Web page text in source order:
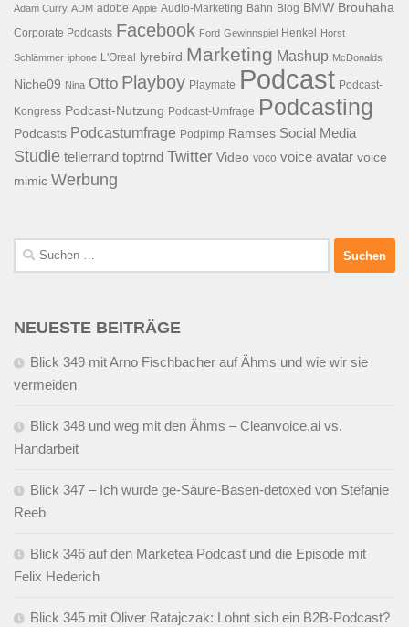
Adam Curry ADM adobe Apple Audio-Marketing Bahn Blog BMW Brouhaha
Corporate Podcasts Facebook Ford Gewinnspiel Henkel Horst
Schlämmer iphone L'Oreal lyrebird Marketing Mashup McDonalds
Niche09 Nina Otto Playboy Playmate Podcast Podcast-
Kongress Podcast-Nutzung Podcast-Umfrage Podcasting
Podcasts Podcastumfrage Podpimp Ramses Social Media
Studie tellerrand toptrnd Twitter Video voco voice avatar voice
mimic Werbung
Suchen
nach:
NEUESTE BEITRÄGE
Blick 349 mit Arno Fischbacher auf Ähms und wie wir sie
vermeiden
Blick 348 und weg mit den Ähms – Cleanvoice.ai vs.
Handarbeit
Blick 347 – Ich wurde ge-Säure-Basen-detoxed von Stefanie
Reeb
Blick 346 auf den Marketea Podcast und die Episode mit
Felix Hederich
Blick 345 mit Oliver Ratajczak: Lohnt sich ein B2B-Podcast?